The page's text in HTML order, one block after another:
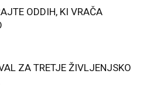
ODDIH, KI VRAČA
ZA TRETJE ŽIVLJENJSKO